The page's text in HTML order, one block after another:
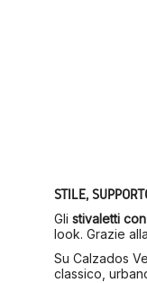
STILE,
Gli stivaletti
look. Grazie
Su Calzados
classico,